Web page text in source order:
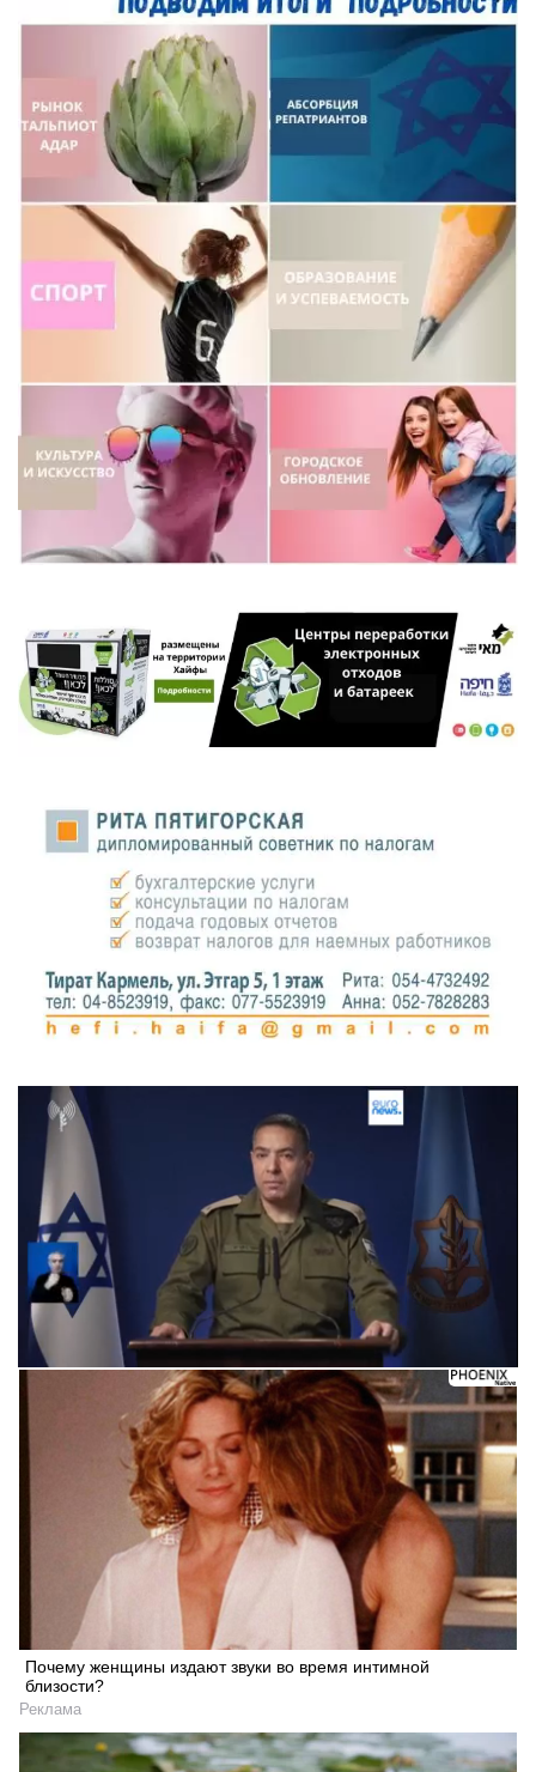
Искать
Следующее видео через 5 Отмена
Почему женщины издают звуки во время интимной
близости?
Реклама